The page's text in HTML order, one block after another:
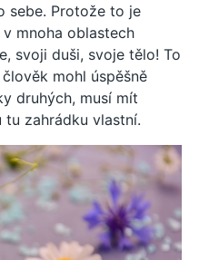
sebe. Protože to je
mnoha oblastech
svoji duši, svoje tělo! To
mohl úspěšně
druhých, musí mít
zahrádku vlastní.